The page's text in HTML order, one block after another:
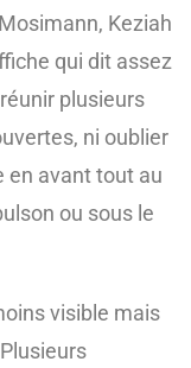
Keziah
qui dit assez
plusieurs
ni oublier
en avant tout au
ou sous le
visible mais